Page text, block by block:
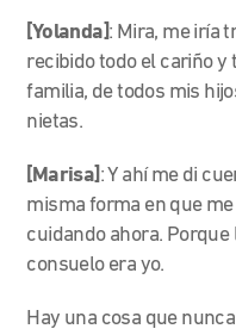
[Yolanda]: Mira, me iría
recibido todo el cariño y
familia, de todos mis
nietas.
[Marisa] : Y ahí me di
misma forma en que
cuidando ahora.
consuelo era yo.
Hay una cosa que